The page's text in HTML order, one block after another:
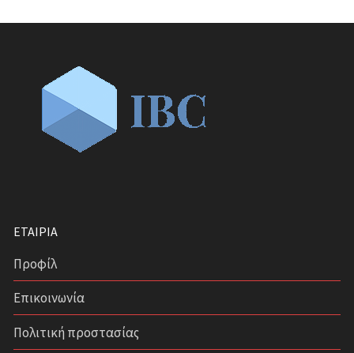
ΕΤΑΙΡΊΑ
Προφίλ
Επικοινωνία
Πολιτική προστασίας